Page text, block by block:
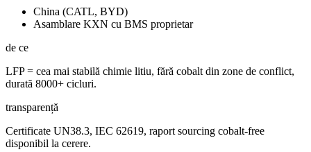
China (CATL, BYD)
Asamblare KXN cu BMS proprietar
de ce
LFP = cea mai stabilă chimie litiu, fără cobalt din zone de conflict,
durată 8000+ cicluri.
transparență
Certificate UN38.3, IEC 62619, raport sourcing cobalt-free
disponibil la cerere.